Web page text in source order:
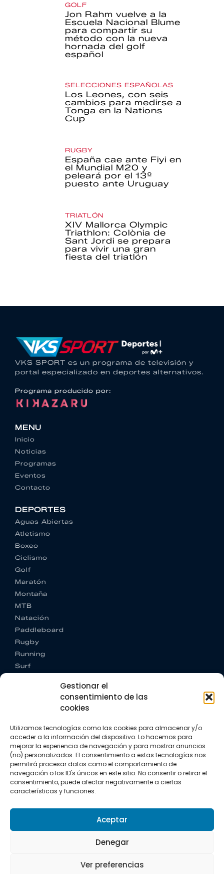
Gestionar el
consentimiento de las
cookies
Utilizamos tecnologías como las cookies para almacenar y/o
acceder a la información del dispositivo. Lo hacemos para
mejorar la experiencia de navegación y para mostrar anuncios
(no) personalizados. El consentimiento a estas tecnologías nos
permitirá procesar datos como el comportamiento de
navegación o los ID's únicos en este sitio. No consentir o retirar el
consentimiento, puede afectar negativamente a ciertas
características y funciones.
Aceptar
Denegar
Ver preferencias
GOLF
Jon Rahm vuelve a la
Escuela Nacional Blume
para compartir su
método con la nueva
hornada del golf
español
SELECCIONES ESPAÑOLAS
Los Leones, con seis
cambios para medirse a
Tonga en la Nations
Cup
RUGBY
España cae ante Fiyi en
el Mundial M20 y
peleará por el 13º
puesto ante Uruguay
TRIATLÓN
XIV Mallorca Olympic
Triathlon: Colònia de
Sant Jordi se prepara
para vivir una gran
fiesta del triatlón
VKS SPORT es un programa de televisión y
portal especializado en deportes alternativos.
Programa producido por:
MENU
Inicio
Noticias
Programas
Eventos
Contacto
DEPORTES
Aguas Abiertas
Atletismo
Boxeo
Ciclismo
Golf
Maratón
Montaña
MTB
Natación
Paddleboard
Rugby
Running
Surf
CONTACTO
+34 662 342 177
info@vkssport.com
SÍGUENOS
Política de privacidad
Política de cookies
Todos los derechos resevados.